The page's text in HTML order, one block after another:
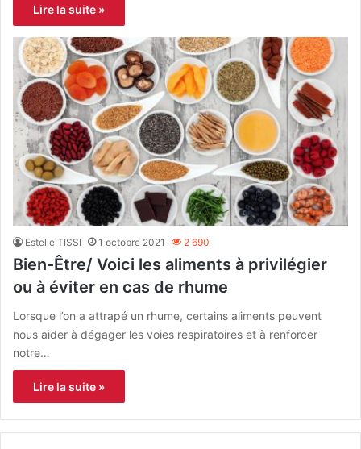
Lire la suite »
Estelle TISSI 1 octobre 2021 2 690
Bien-Être/ Voici les aliments à privilégier
ou à éviter en cas de rhume
Lorsque l’on a attrapé un rhume, certains aliments peuvent
nous aider à dégager les voies respiratoires et à renforcer
notre…
Lire la suite »